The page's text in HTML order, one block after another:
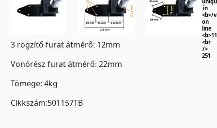
in
<b>/
on
line
<br
/>
251
3 rögzítő furat átmérő: 12mm
Vonórész furat átmérő: 22mm
Tömege: 4kg
Cikkszám:501157TB